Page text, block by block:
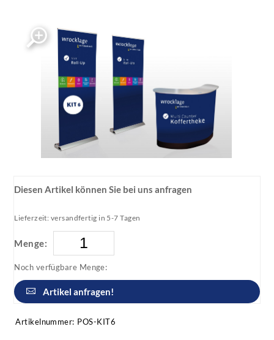
Diesen Artikel können Sie bei uns anfragen
Lieferzeit: versandfertig in 5-7 Tagen
Menge:
Noch verfügbare Menge:
Artikel anfragen!
Artikelnummer: POS-KIT6